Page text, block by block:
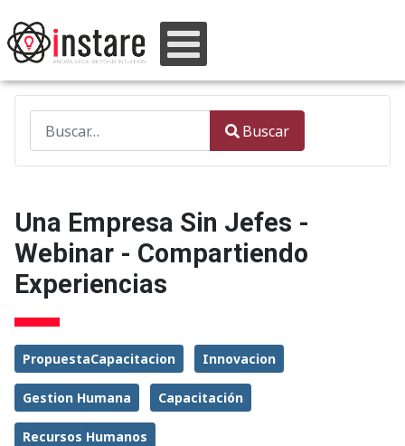
Type 2 or more characters for results.
Buscar
Una Empresa Sin Jefes -
Webinar - Compartiendo
Experiencias
PropuestaCapacitacion Innovacion
Gestion Humana Capacitación
Recursos Humanos